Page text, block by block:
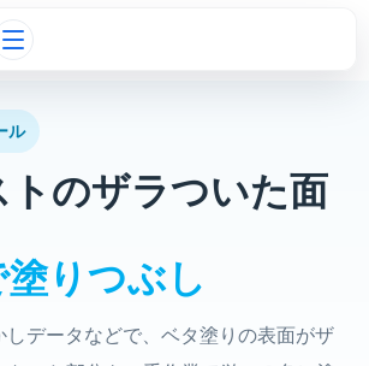
ル
トのザラついた面
りつぶし
しデータなどで、ベタ塗りの表面がザ